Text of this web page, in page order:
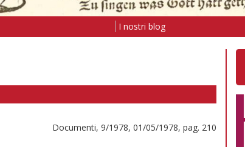
I nostri blog
Documenti, 9/1978, 01/05/1978, pag. 210